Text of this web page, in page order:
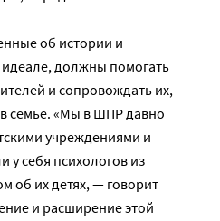
об истории и
идеале, должны помогать
и сопровождать их,
семье. «Мы в ШПР давно
учреждениями и
у себя психологов из
об их детях, — говорит
и расширение этой